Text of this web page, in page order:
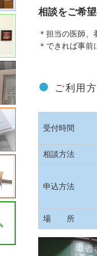
相談をご希
＊担当の医師
＊できれば事前
ご利用
受付時間
相談方法
申込方法
場 所